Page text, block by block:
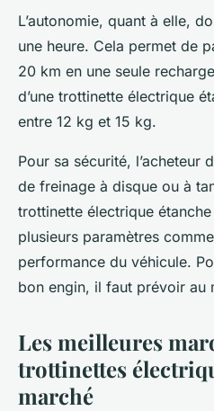
L’autonomie, quant à elle,
une heure. Cela permet de
20 km en une seule
d’une trottinette électrique
entre 12 kg et 15 kg.
Pour sa sécurité, l’acheteur
de freinage à disque ou à
trottinette électrique
plusieurs paramètres
performance du véhicule.
bon engin, il faut prévoir au
Les meilleures
trottinettes
marché